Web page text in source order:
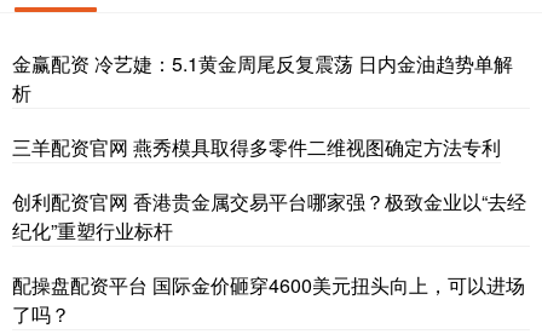
金赢配资 冷艺婕：5.1黄金周尾反复震荡 日内金油趋势单解
析
三羊配资官网 燕秀模具取得多零件二维视图确定方法专利
创利配资官网 香港贵金属交易平台哪家强？极致金业以“去经
纪化”重塑行业标杆
配操盘配资平台 国际金价砸穿4600美元扭头向上，可以进场
了吗？